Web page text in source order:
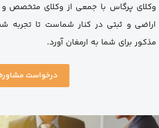
وکلای پرگاس با جمعی از وکلای متخصص و
اراضی و ثبتی در کنار شماست تا تجربه
مذکور برای شما به ارمغان آورد.
درخواست مشاوره